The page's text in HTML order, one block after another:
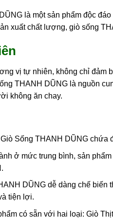
là một sản phẩm độc
xuất chất lượng, giò sống
vị tự nhiên, không chỉ đảm
THANH DŨNG là nguồn
không ăn chay.
Sống THANH DŨNG chứa
ở mức trung bình, sản
DŨNG dễ dàng chế
tiện lợi.
có sẵn với hai loại: Giò